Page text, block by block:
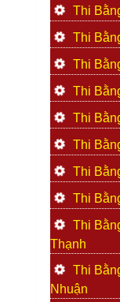
Thi
Thi
Thi
Thi
Thi
Thi
Thi
Thi
Thi
Thạnh
Thi
Nhuận